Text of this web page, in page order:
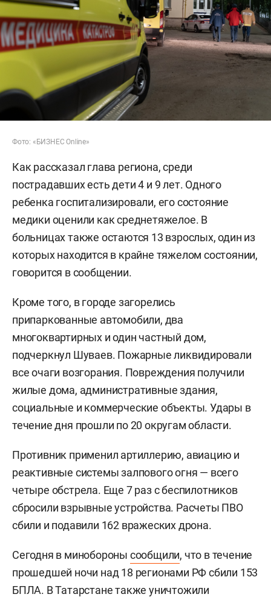
Фото: «БИЗНЕС Online»
Как рассказал глава региона, среди
пострадавших есть дети 4 и 9 лет. Одного
ребенка госпитализировали, его состояние
медики оценили как среднетяжелое. В
больницах также остаются 13 взрослых, один из
которых находится в крайне тяжелом состоянии,
говорится в сообщении.
Кроме того, в городе загорелись
припаркованные автомобили, два
многоквартирных и один частный дом,
подчеркнул Шуваев. Пожарные ликвидировали
все очаги возгорания. Повреждения получили
жилые дома, административные здания,
социальные и коммерческие объекты. Удары в
течение дня прошли по 20 округам области.
Противник применил артиллерию, авиацию и
реактивные системы залпового огня — всего
четыре обстрела. Еще 7 раз с беспилотников
сбросили взрывные устройства. Расчеты ПВО
сбили и подавили 162 вражеских дрона.
Сегодня в минобороны сообщили, что в течение
прошедшей ночи над 18 регионами РФ сбили 153
БПЛА. В Татарстане также уничтожили